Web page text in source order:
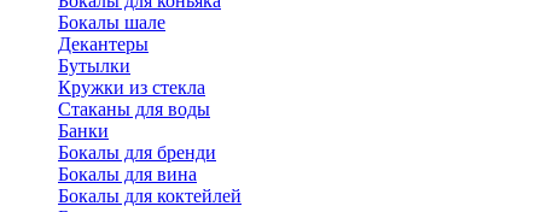
Бокалы шале
Декантеры
Бутылки
Кружки из стекла
Стаканы для воды
Банки
Бокалы для бренди
Бокалы для вина
Бокалы для коктейлей